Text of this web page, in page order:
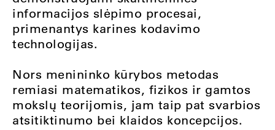
informacijos slėpimo procesai,
primenantys karines kodavimo
technologijas.
Nors menininko kūrybos metodas
remiasi matematikos, fizikos ir gamtos
mokslų teorijomis, jam taip pat svarbios
atsitiktinumo bei klaidos koncepcijos.